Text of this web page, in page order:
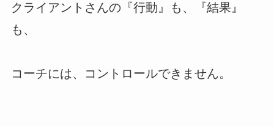
クライアントさんの『行動』も、『結果』
も、
コーチには、コントロールできません。